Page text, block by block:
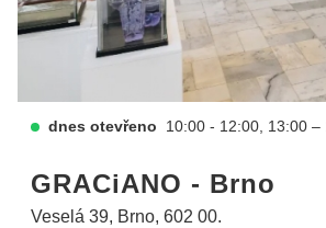
dnes otevřeno 10:00 - 12:00, 13:00 –
GRACiANO - Brno
Veselá 39, Brno, 602 00.